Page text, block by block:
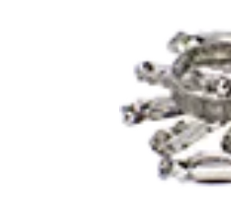
Maple Leaf Coins: Two 1/2 oz